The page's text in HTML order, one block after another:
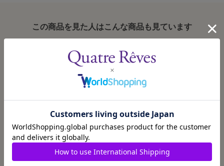
この商品を見た人はこんな商品も見ています
ブックマーク2023
／桜木みなと
ブックマーク2024
／桜木みなと
2024/9/7発売
ポートレイトポス
2025/8/16発売
¥220